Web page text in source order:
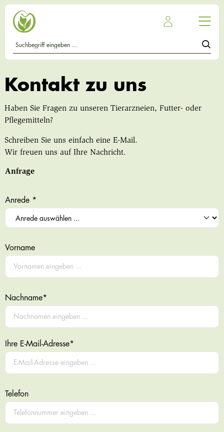
Kontakt zu uns
Haben Sie Fragen zu unseren Tierarzneien, Futter- oder
Pflegemitteln?
Schreiben Sie uns einfach eine E-Mail.
Wir freuen uns auf Ihre Nachricht.
Anfrage
Anrede *
Vorname
Nachname*
Ihre E-Mail-Adresse*
Telefon